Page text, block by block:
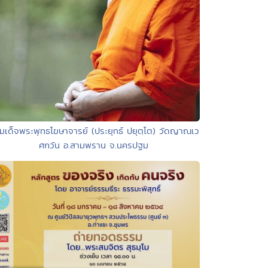
เด็จพระพุทธโฆษาจารย์ (ประยุทธ์ ปยุตฺโต) วัดญาณเว
ศกวัน อ.สามพราน จ.นครปฐม